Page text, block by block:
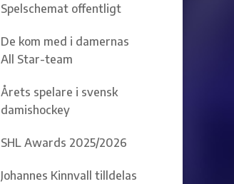
Spelschemat offentligt
De kom med i damernas
All Star-team
Årets spelare i svensk
damishockey
SHL Awards 2025/2026
Johannes Kinnvall tilldelas